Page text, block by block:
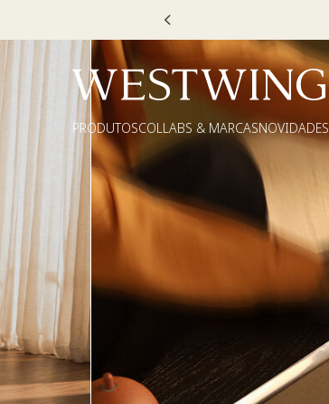
PRODUTOSCOLLABS & MARCASNOVIDADES